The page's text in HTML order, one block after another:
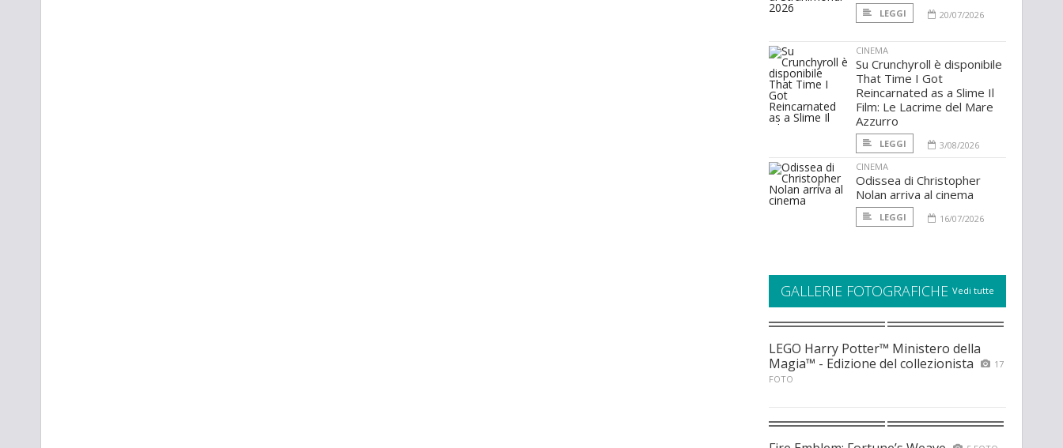
LEGGI 20/07/2026
CINEMA
Su Crunchyroll è disponibile
That Time I Got
Reincarnated as a Slime Il
Film: Le Lacrime del Mare
Azzurro
LEGGI
3/08/2026
CINEMA
Odissea di Christopher
Nolan arriva al cinema
LEGGI 16/07/2026
GALLERIE FOTOGRAFICHE Vedi tutte
LEGO Harry Potter™ Ministero della
Magia™ - Edizione del collezionista
17
FOTO